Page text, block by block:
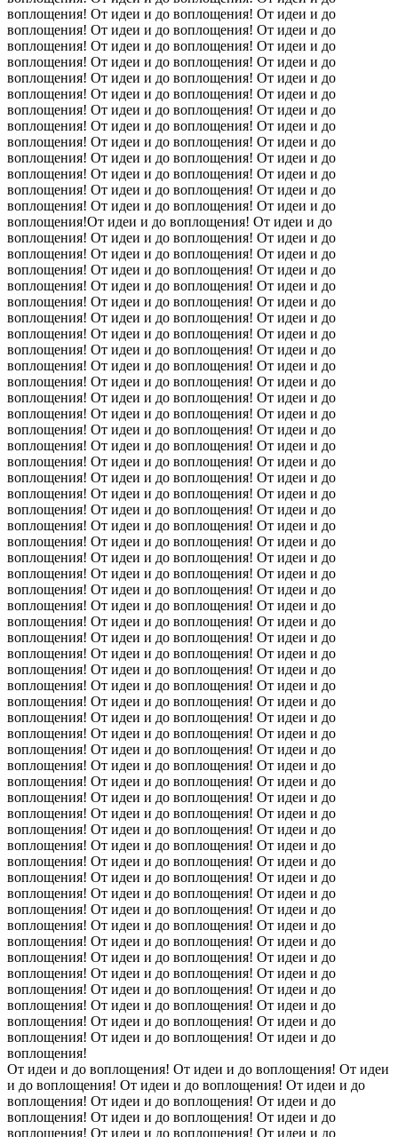
воплощения! От идеи и до воплощения! От идеи и до
воплощения! От идеи и до воплощения! От идеи и до
воплощения! От идеи и до воплощения! От идеи и до
воплощения! От идеи и до воплощения! От идеи и до
воплощения! От идеи и до воплощения! От идеи и до
воплощения! От идеи и до воплощения! От идеи и до
воплощения! От идеи и до воплощения! От идеи и до
воплощения! От идеи и до воплощения! От идеи и до
воплощения! От идеи и до воплощения! От идеи и до
воплощения! От идеи и до воплощения! От идеи и до
воплощения! От идеи и до воплощения! От идеи и до
воплощения! От идеи и до воплощения! От идеи и до
воплощения! От идеи и до воплощения! От идеи и до
воплощения!От идеи и до воплощения! От идеи и до
воплощения! От идеи и до воплощения! От идеи и до
воплощения! От идеи и до воплощения! От идеи и до
воплощения! От идеи и до воплощения! От идеи и до
воплощения! От идеи и до воплощения! От идеи и до
воплощения! От идеи и до воплощения! От идеи и до
воплощения! От идеи и до воплощения! От идеи и до
воплощения! От идеи и до воплощения! От идеи и до
воплощения! От идеи и до воплощения! От идеи и до
воплощения! От идеи и до воплощения! От идеи и до
воплощения! От идеи и до воплощения! От идеи и до
воплощения! От идеи и до воплощения! От идеи и до
воплощения! От идеи и до воплощения! От идеи и до
воплощения! От идеи и до воплощения! От идеи и до
воплощения! От идеи и до воплощения! От идеи и до
воплощения! От идеи и до воплощения! От идеи и до
воплощения! От идеи и до воплощения! От идеи и до
воплощения! От идеи и до воплощения! От идеи и до
воплощения! От идеи и до воплощения! От идеи и до
воплощения! От идеи и до воплощения! От идеи и до
воплощения! От идеи и до воплощения! От идеи и до
воплощения! От идеи и до воплощения! От идеи и до
воплощения! От идеи и до воплощения! От идеи и до
воплощения! От идеи и до воплощения! От идеи и до
воплощения! От идеи и до воплощения! От идеи и до
воплощения! От идеи и до воплощения! От идеи и до
воплощения! От идеи и до воплощения! От идеи и до
воплощения! От идеи и до воплощения! От идеи и до
воплощения! От идеи и до воплощения! От идеи и до
воплощения! От идеи и до воплощения! От идеи и до
воплощения! От идеи и до воплощения! От идеи и до
воплощения! От идеи и до воплощения! От идеи и до
воплощения! От идеи и до воплощения! От идеи и до
воплощения! От идеи и до воплощения! От идеи и до
воплощения! От идеи и до воплощения! От идеи и до
воплощения! От идеи и до воплощения! От идеи и до
воплощения! От идеи и до воплощения! От идеи и до
воплощения! От идеи и до воплощения! От идеи и до
воплощения! От идеи и до воплощения! От идеи и до
воплощения! От идеи и до воплощения! От идеи и до
воплощения! От идеи и до воплощения! От идеи и до
воплощения! От идеи и до воплощения! От идеи и до
воплощения! От идеи и до воплощения! От идеи и до
воплощения! От идеи и до воплощения! От идеи и до
воплощения! От идеи и до воплощения! От идеи и до
воплощения! От идеи и до воплощения! От идеи и до
воплощения! От идеи и до воплощения! От идеи и до
воплощения! От идеи и до воплощения! От идеи и до
воплощения! От идеи и до воплощения! От идеи и до
воплощения! От идеи и до воплощения! От идеи и до
воплощения! От идеи и до воплощения! От идеи и до
воплощения! От идеи и до воплощения! От идеи и до
воплощения!
От идеи и до воплощения! От идеи и до воплощения! От идеи
и до воплощения! От идеи и до воплощения! От идеи и до
воплощения! От идеи и до воплощения! От идеи и до
воплощения! От идеи и до воплощения! От идеи и до
воплощения! От идеи и до воплощения! От идеи и до